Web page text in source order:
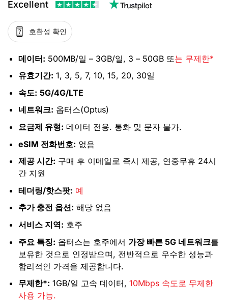
Excellent
호환성 확인
데이터: 500MB/일 – 3GB/일, 3 – 50GB 또는 무제한*
유효기간: 1, 3, 5, 7, 10, 15, 20, 30일
속도: 5G/4G/LTE
네트워크: 옵터스(Optus)
요금제 유형: 데이터 전용. 통화 및 문자 불가.
eSIM 전화번호: 없음
제공 시간: 구매 후 이메일로 즉시 제공, 연중무휴 24시
간 지원
테더링/핫스팟: 예
추가 충전 옵션: 해당 없음
서비스 지역: 호주
주요 특징: 옵터스는 호주에서 가장 빠른 5G 네트워크를
보유한 것으로 인정받으며, 전반적으로 우수한 성능과
합리적인 가격을 제공합니다.
무제한*: 1GB/일 고속 데이터, 10Mbps 속도로 무제한
사용 가능.